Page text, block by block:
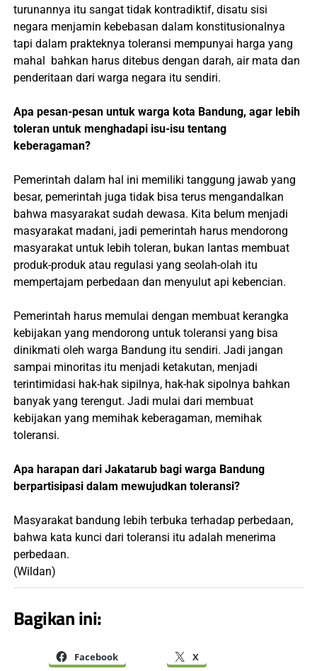
turunannya itu sangat tidak kontradiktif, disatu sisi
negara menjamin kebebasan dalam konstitusionalnya
tapi dalam prakteknya toleransi mempunyai harga yang
mahal bahkan harus ditebus dengan darah, air mata dan
penderitaan dari warga negara itu sendiri.
Apa pesan-pesan untuk warga kota Bandung, agar lebih
toleran untuk menghadapi isu-isu tentang
keberagaman?
Pemerintah dalam hal ini memiliki tanggung jawab yang
besar, pemerintah juga tidak bisa terus mengandalkan
bahwa masyarakat sudah dewasa. Kita belum menjadi
masyarakat madani, jadi pemerintah harus mendorong
masyarakat untuk lebih toleran, bukan lantas membuat
produk-produk atau regulasi yang seolah-olah itu
mempertajam perbedaan dan menyulut api kebencian.
Pemerintah harus memulai dengan membuat kerangka
kebijakan yang mendorong untuk toleransi yang bisa
dinikmati oleh warga Bandung itu sendiri. Jadi jangan
sampai minoritas itu menjadi ketakutan, menjadi
terintimidasi hak-hak sipilnya, hak-hak sipolnya bahkan
banyak yang terengut. Jadi mulai dari membuat
kebijakan yang memihak keberagaman, memihak
toleransi.
Apa harapan dari Jakatarub bagi warga Bandung
berpartisipasi dalam mewujudkan toleransi?
Masyarakat bandung lebih terbuka terhadap perbedaan,
bahwa kata kunci dari toleransi itu adalah menerima
perbedaan.
(Wildan)
Bagikan ini:
Facebook X